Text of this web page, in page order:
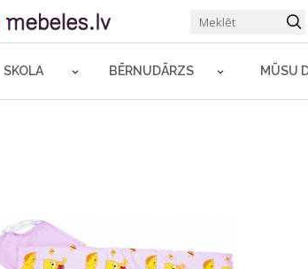
SKOLA BĒRNUDĀRZS MŪSU